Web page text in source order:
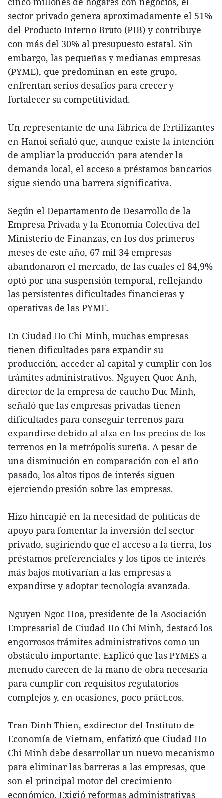
sector privado genera aproximadamente el 51%
del Producto Interno Bruto (PIB) y contribuye
con más del 30% al presupuesto estatal. Sin
embargo, las pequeñas y medianas empresas
(PYME), que predominan en este grupo,
enfrentan serios desafíos para crecer y
fortalecer su competitividad.
Un representante de una fábrica de fertilizantes
en Hanoi señaló que, aunque existe la intención
de ampliar la producción para atender la
demanda local, el acceso a préstamos bancarios
sigue siendo una barrera significativa.
Según el Departamento de Desarrollo de la
Empresa Privada y la Economía Colectiva del
Ministerio de Finanzas, en los dos primeros
meses de este año, 67 mil 34 empresas
abandonaron el mercado, de las cuales el 84,9%
optó por una suspensión temporal, reflejando
las persistentes dificultades financieras y
operativas de las PYME.
En Ciudad Ho Chi Minh, muchas empresas
tienen dificultades para expandir su
producción, acceder al capital y cumplir con los
trámites administrativos. Nguyen Quoc Anh,
director de la empresa de caucho Duc Minh,
señaló que las empresas privadas tienen
dificultades para conseguir terrenos para
expandirse debido al alza en los precios de los
terrenos en la metrópolis sureña. A pesar de
una disminución en comparación con el año
pasado, los altos tipos de interés siguen
ejerciendo presión sobre las empresas.
Hizo hincapié en la necesidad de políticas de
apoyo para fomentar la inversión del sector
privado, sugiriendo que el acceso a la tierra, los
préstamos preferenciales y los tipos de interés
más bajos motivarían a las empresas a
expandirse y adoptar tecnología avanzada.
Nguyen Ngoc Hoa, presidente de la Asociación
Empresarial de Ciudad Ho Chi Minh, destacó los
engorrosos trámites administrativos como un
obstáculo importante. Explicó que las PYMES a
menudo carecen de la mano de obra necesaria
para cumplir con requisitos regulatorios
complejos y, en ocasiones, poco prácticos.
Tran Dinh Thien, exdirector del Instituto de
Economía de Vietnam, enfatizó que Ciudad Ho
Chi Minh debe desarrollar un nuevo mecanismo
para eliminar las barreras a las empresas, que
son el principal motor del crecimiento
económico. Exigió reformas administrativas